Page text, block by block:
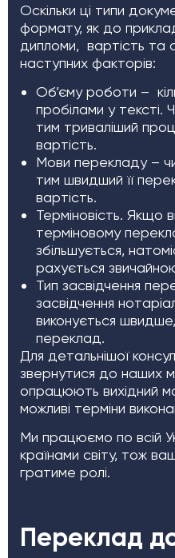
Оскільки ці типи
формату, як до
дипломи, вартість та
наступних факторів:
Об’єму роботи –
пробілами у тексті.
тим триваліший
вартість.
Мови перекладу –
тим швидший її
вартість.
Терміновість. Якщо
терміновому
збільшується,
рахується
Тип засвідчення
засвідчення
виконується
переклад.
Для детальнішої
звернутися до наших
опрацюють вихідний
можливі терміни
Ми працюємо по всій
країнами світу, тож
гратиме ролі.
Переклад